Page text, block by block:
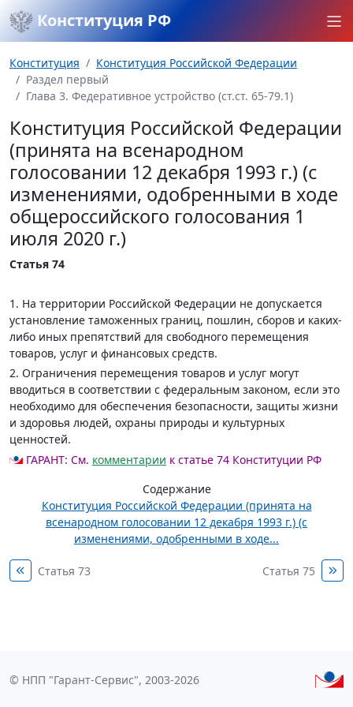
Конституция РФ
Конституция
Конституция Российской Федерации
Раздел первый
Глава 3. Федеративное устройство (ст.ст. 65-79.1)
Конституция Российской Федерации
(принята на всенародном
голосовании 12 декабря 1993 г.) (с
изменениями, одобренными в ходе
общероссийского голосования 1
июля 2020 г.)
Статья 74
1. На территории Российской Федерации не допускается
установление таможенных границ, пошлин, сборов и каких-
либо иных препятствий для свободного перемещения
товаров, услуг и финансовых средств.
2. Ограничения перемещения товаров и услуг могут
вводиться в соответствии с федеральным законом, если это
необходимо для обеспечения безопасности, защиты жизни
и здоровья людей, охраны природы и культурных
ценностей.
ГАРАНТ: См. комментарии к статье 74 Конституции РФ
Содержание
Конституция Российской Федерации (принята на
всенародном голосовании 12 декабря 1993 г.) (с
изменениями, одобренными в ходе...
Статья 73 Статья 75
© НПП "Гарант-Сервис", 2003-2026